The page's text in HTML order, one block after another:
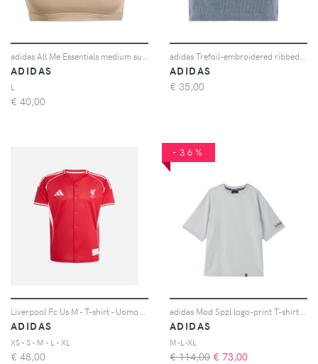
ADIDAS
L
€ 40,00
ADIDAS
€ 35,00
ADIDAS
XS - S - M - L - XL
€ 48,00
-36%
ADIDAS
M-L-XL
€ 114,00 € 73,00